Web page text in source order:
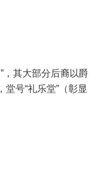
，其大部分后裔以爵
堂号“礼乐堂”（彰显